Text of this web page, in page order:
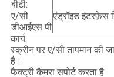
बीटी:
ए/सी
डीआईएस पी
एंड्रॉइड इंटरफ़ेस
कार्य:
स्क्रीन पर ए/सी तापमान की
है।
फैक्ट्री कैमरा सपोर्ट करता है